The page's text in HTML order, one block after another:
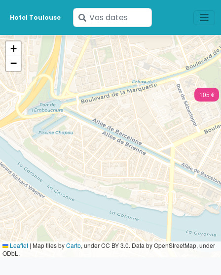
Hotel Toulouse
Saisissez
vos
dates
105 €
+
−
Leaflet | Map tiles byCarto, under CC BY 3.0. Data by OpenStreetMap, under
ODbL.